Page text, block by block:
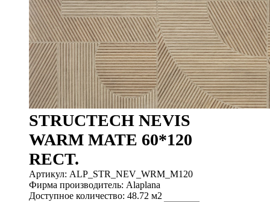
STRUCTECH NEVIS
WARM MATE 60*120
RECT.
Артикул: ALP_STR_NEV_WRM_M120
Фирма производитель: Alaplana
Доступное количество: 48.72 м2